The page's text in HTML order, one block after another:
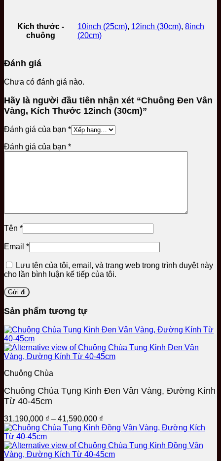
Kích thước -
chuông
10inch (25cm), 12inch (30cm), 8inch
(20cm)
Đánh giá
Chưa có đánh giá nào.
Hãy là người đầu tiên nhận xét “Chuông Đen Vân
Vàng, Kích Thước 12inch (30cm)”
Đánh giá của bạn *
Đánh giá của bạn *
Tên *
Email *
Lưu tên của tôi, email, và trang web trong trình duyệt này
cho lần bình luận kế tiếp của tôi.
Sản phẩm tương tự
Chuông Chùa
Chuông Chùa Tụng Kinh Đen Vân Vàng, Đường Kính
Từ 40-45cm
31,190,000 ₫ – 41,590,000 ₫
giá:
31,190,000 ₫
đến